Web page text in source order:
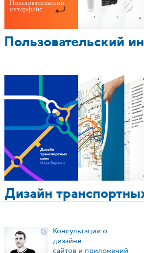
Пользовательский
Дизайн
Консультации о
дизайне
сайтов и приложений